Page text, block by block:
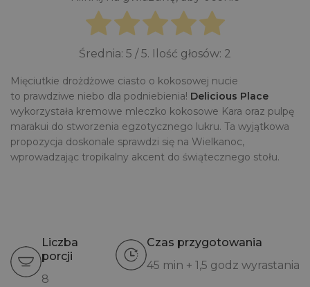
Średnia: 5 / 5. Ilość głosów: 2
Mięciutkie drożdżowe ciasto o kokosowej nucie
to prawdziwe niebo dla podniebienia! Delicious Place
wykorzystała kremowe mleczko kokosowe Kara oraz pulpę
marakui do stworzenia egzotycznego lukru. Ta wyjątkowa
propozycja doskonale sprawdzi się na Wielkanoc,
wprowadzając tropikalny akcent do świątecznego stołu.
Liczba
porcji
8
Czas przygotowania
45 min + 1,5 godz wyrastania